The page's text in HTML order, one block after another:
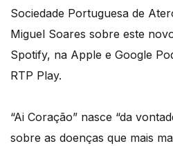
Sociedade Portuguesa de
Miguel Soares sobre este
Spotify, na Apple e Google
RTP Play.
“Ai Coração” nasce “da
sobre as doenças que mais